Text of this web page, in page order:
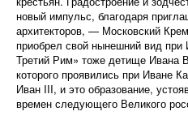
новый импульс, благодаря
архитекторов, — Московский
приобрел свой нынешний вид
Третий Рим» тоже детище Ивана
которого проявились при Иване
Иван III, и это образование,
времен следующего Великого